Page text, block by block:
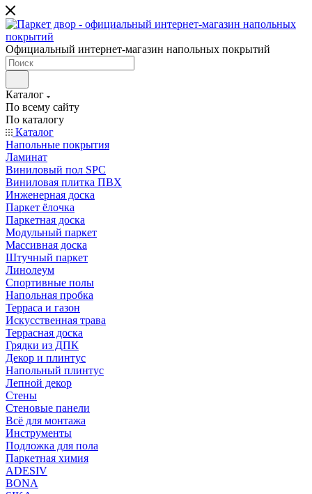
Официальный интернет-магазин напольных покрытий
Каталог
По всему сайту
По каталогу
Каталог
Напольные покрытия
Ламинат
Виниловый пол SPC
Виниловая плитка ПВХ
Инженерная доска
Паркет ёлочка
Паркетная доска
Модульный паркет
Массивная доска
Штучный паркет
Линолеум
Спортивные полы
Напольная пробка
Терраса и газон
Искусственная трава
Террасная доска
Грядки из ДПК
Декор и плинтус
Напольный плинтус
Лепной декор
Стены
Стеновые панели
Всё для монтажа
Инструменты
Подложка для пола
Паркетная химия
ADESIV
BONA